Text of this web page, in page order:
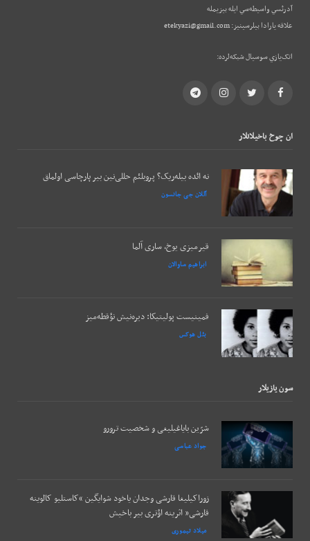
آدرئسي واسيطه‌سي ايله بيزيمله
علاقه يارادا بيلرسينيز:etekyazi@gmail.com
اتک‌يازي سوسيال شبکه‌لرده:
Facebook
Twitter
Instagram
Telegram
ان چوخ باخيلانلار
نه ائده بیله‌ریک؟ پروبلئم حللی‌نین بیر پارچاسی اولماق
آللان جی جانسون
قیرمیزی یوخ، ساری آلما
ابراهیم ساوالان
فمینیست پولیتیکا: دیره‌نیش نؤقطه‌میز
بئل هوکس
سون يازيلار
شرّین بایاغیلیغی و شخصیت ترورو
جواد عباسی
زوراکیلیغا قارشی وجدان یاخود شوایگین “کاستلیو کالوینه
قارشی” اثرینه اؤتری بیر باخیش
میلاد تیموری